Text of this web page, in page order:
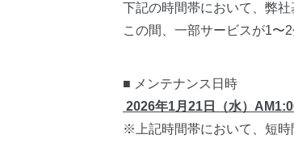
下記の時間帯において、弊
この間、一部サービスが1〜
■ メンテナンス日時
2026年1月21日（水）
※上記時間帯において、短時